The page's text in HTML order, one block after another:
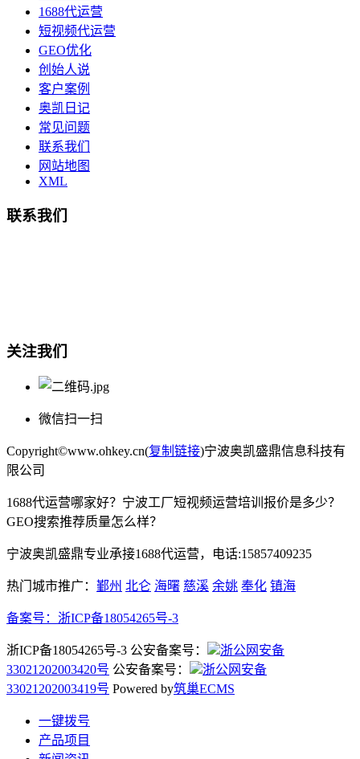
1688代运营
短视频代运营
GEO优化
创始人说
客户案例
奥凯日记
常见问题
联系我们
网站地图
XML
联系我们
关注我们
微信扫一扫
Copyright©www.ohkey.cn(复制链接)宁波奥凯盛鼎信息科技有
限公司
1688代运营哪家好？宁波工厂短视频运营培训报价是多少？
GEO搜索推荐质量怎么样？
宁波奥凯盛鼎专业承接1688代运营，电话:15857409235
热门城市推广： 鄞州 北仑 海曙 慈溪 余姚 奉化 镇海
备案号： 浙ICP备18054265号-3
浙ICP备18054265号-3 公安备案号：
浙公网安备
33021202003420号 公安备案号：
浙公网安备
33021202003419号 Powered by筑巢ECMS
一键拨号
产品项目